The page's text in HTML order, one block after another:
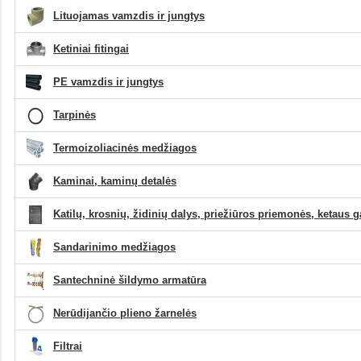
Lituojamas vamzdis ir jungtys
Ketiniai fitingai
PE vamzdis ir jungtys
Tarpinės
Termoizoliacinės medžiagos
Kaminai, kaminų detalės
Katilų, krosnių, židinių dalys, priežiūros priemonės, ketaus
Sandarinimo medžiagos
Santechninė šildymo armatūra
Nerūdijančio plieno žarnelės
Filtrai